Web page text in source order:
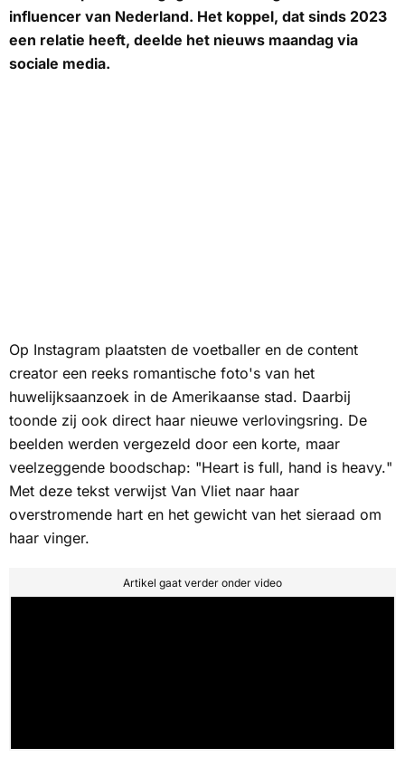
influencer van Nederland. Het koppel, dat sinds 2023
een relatie heeft, deelde het nieuws maandag via
sociale media.
Op Instagram plaatsten de voetballer en de content
creator een reeks romantische foto's van het
huwelijksaanzoek in de Amerikaanse stad. Daarbij
toonde zij ook direct haar nieuwe verlovingsring. De
beelden werden vergezeld door een korte, maar
veelzeggende boodschap: "Heart is full, hand is heavy."
Met deze tekst verwijst Van Vliet naar haar
overstromende hart en het gewicht van het sieraad om
haar vinger.
Artikel gaat verder onder video